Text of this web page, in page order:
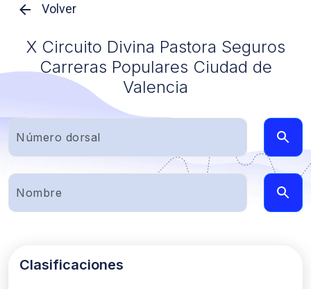
Volver
X Circuito Divina Pastora Seguros
Carreras Populares Ciudad de
Valencia
Clasificaciones